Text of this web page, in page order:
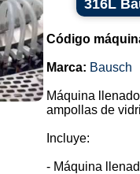
316L
Código
Marca: Bausch
Máquina
ampollas de
Incluye:
- Máquina